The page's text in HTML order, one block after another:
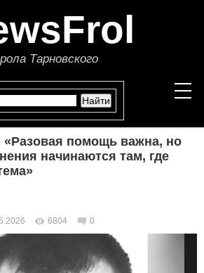
Тарновского
НОВОСТИ
ПОЛИТИКА
помощь важна, но
начинаются там, где
6804 0